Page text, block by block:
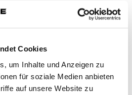
Cookies
um Inhalte und Anzeigen zu
für soziale Medien anbieten
auf unsere Website zu
M.VIEW BAR ADAPTER
€59.00*